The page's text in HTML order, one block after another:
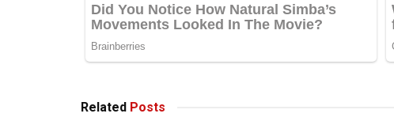
Related Posts